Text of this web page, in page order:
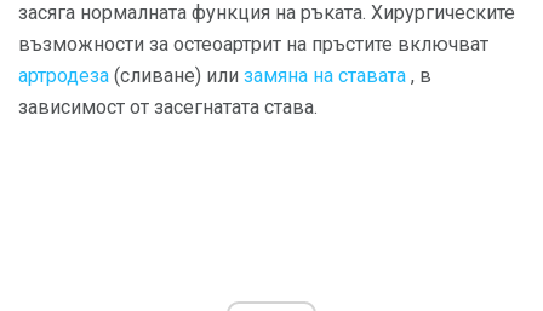
засяга нормалната функция на ръката. Хирургическите
възможности за остеоартрит на пръстите включват
артродеза (сливане) или замяна на ставата , в
зависимост от засегнатата става.